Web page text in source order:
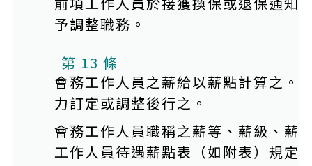
予調整職務。
本條文有附件
第 13 條
會務工作人員之薪給以薪點計算之。
力訂定或調整後行之。
會務工作人員職稱之薪等、薪級、薪
工作人員待遇薪點表（如附表）規定